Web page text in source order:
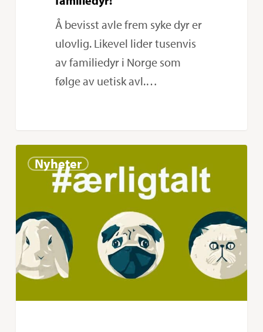
Å bevisst avle frem syke dyr er
ulovlig. Likevel lider tusenvis
av familiedyr i Norge som
følge av uetisk avl.…
Ærlig
talt
Nyheter